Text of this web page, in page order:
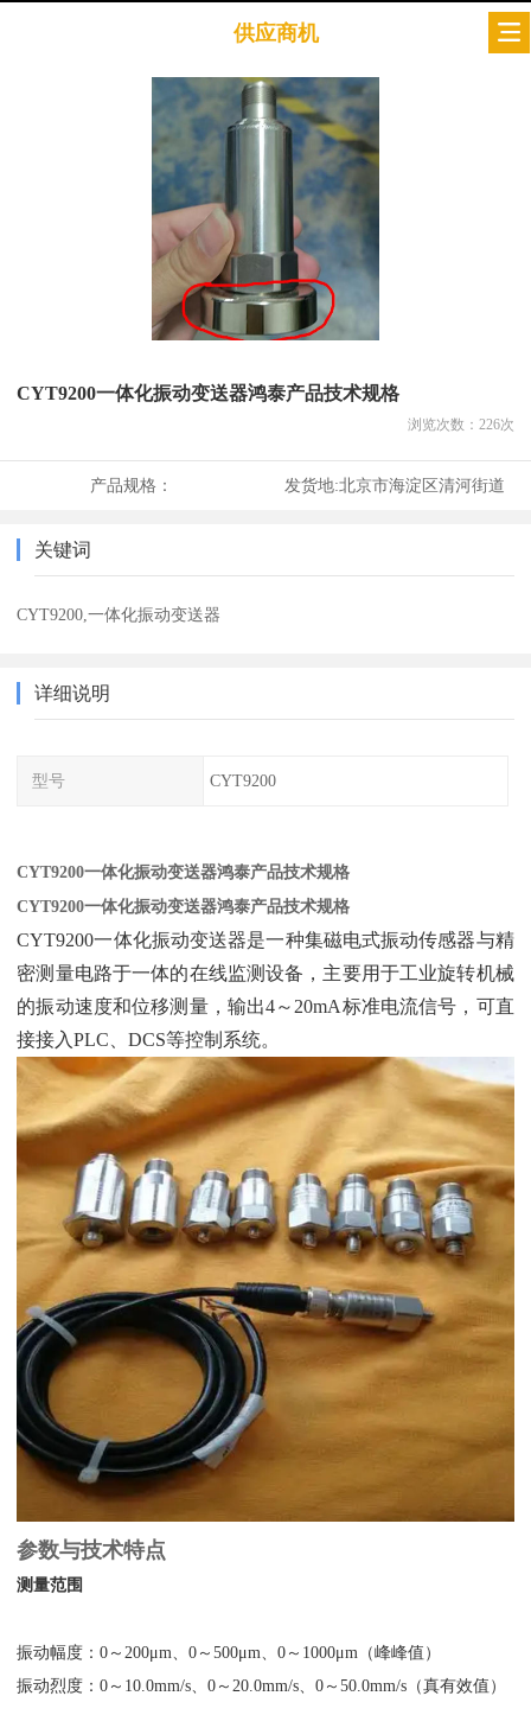
供应商机
CYT9200一体化振动变送器鸿泰产品技术规格
浏览次数： 226次
产品规格： 发货地:北京市海淀区清河街道
关键词
CYT9200,一体化振动变送器
详细说明
型号 CYT9200
CYT9200一体化振动变送器鸿泰产品技术规格
CYT9200一体化振动变送器鸿泰产品技术规格
CYT9200一体化振动变送器是一种集磁电式振动传感器与精
密测量电路于一体的在线监测设备，主要用于工业旋转机械
的振动速度和位移测量，输出4～20mA标准电流信号，可直
接接入PLC、DCS等控制系统。
参数与技术特点
测量范围
振动幅度：0～200μm、0～500μm、0～1000μm（峰峰值）
振动烈度：0～10.0mm/s、0～20.0mm/s、0～50.0mm/s（真有效值）